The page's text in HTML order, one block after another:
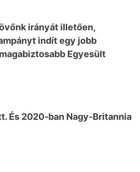
irányát illetően,
indít egy jobb
Egyesült
És 2020-ban Nagy-Britannia